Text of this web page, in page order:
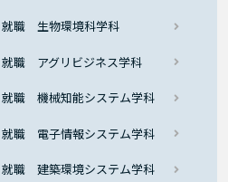
職 生物環境科学科
職 アグリビジネス学科
職 機械知能システム学科
職 電子情報システム学科
職 建築環境システム学科